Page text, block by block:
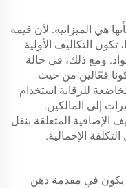
هي الميزانية. لأن قيمة
تكون التكاليف الأولية
ومع ذلك، في حالة
فعّالين من حيث
للرقابة استخدام
إلى المالكين.
الإضافية المتعلقة بنقل
الإجمالية.
يكون في مقدمة ذهن